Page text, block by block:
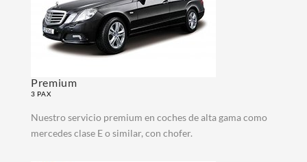
Premium
3 PAX
Nuestro servicio premium en coches de alta gama como
mercedes clase E o similar, con chofer.